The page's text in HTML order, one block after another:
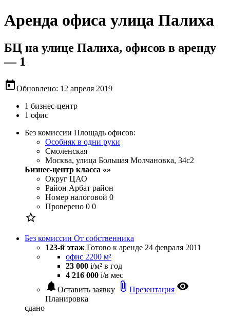
Аренда офиса улица Палиха
БЦ на улице Палиха, офисов в аренду
— 1
todayОбновлено: 12 апреля 2019
1 бизнес-центр
1 офис
Без комиссии Площадь офисов:
Особняк в одни руки
Смоленская
Москва, улица Большая Молчановка, 34с2
Бизнес-центр класса «»
Округ ЦАО
Район Арбат район
Номер налоговой 0
Проверено 0 0

Без комиссии От собственника
123-й этаж Готово к аренде 24 февраля 2011
офис 2200 м²
23 000 i/м² в год
4 216 000 i/в мес
notifications Оставить заявку attach_file Презентация visibility
Планировка
сдано